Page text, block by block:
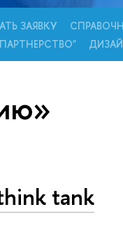
ЗАЯВКУ
tank